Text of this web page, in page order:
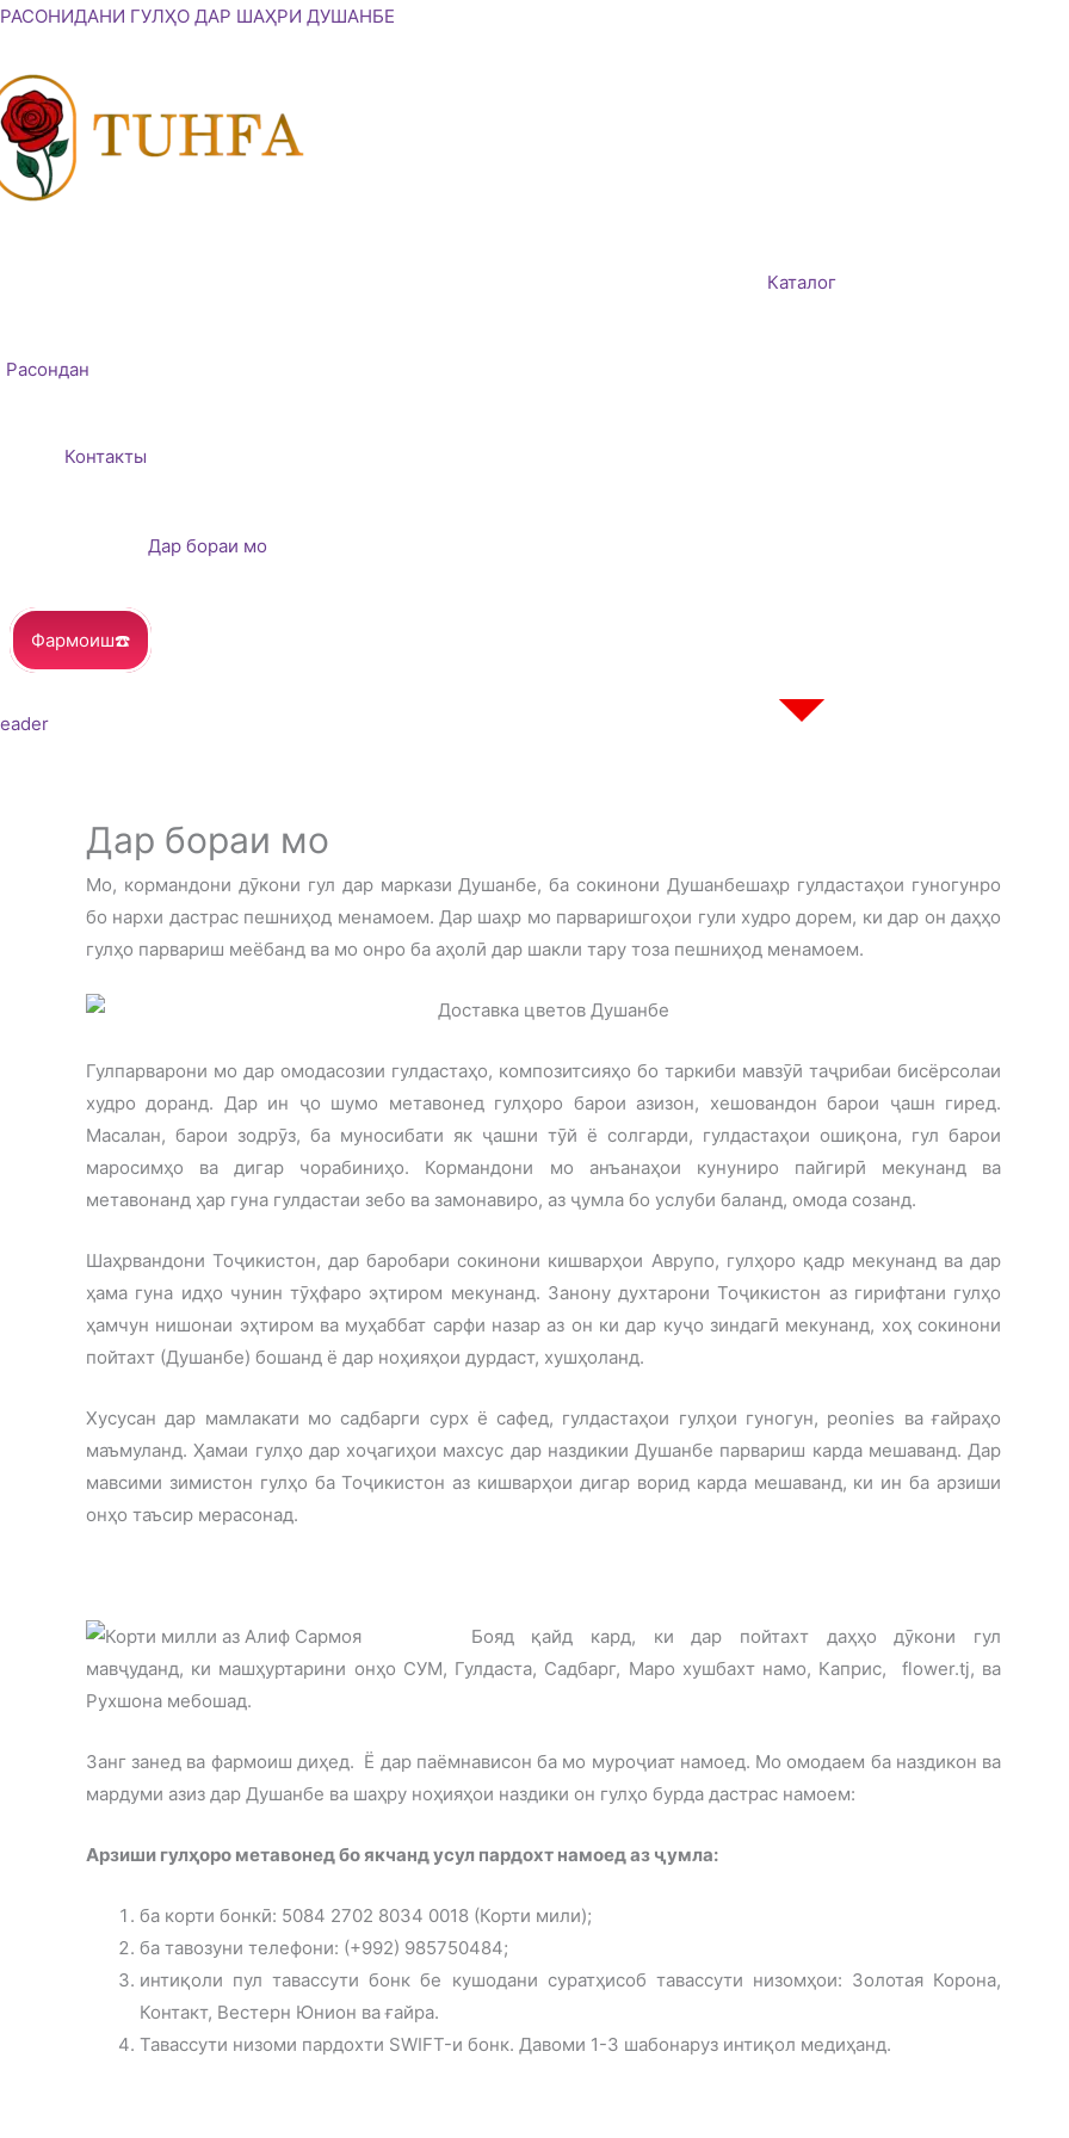
Skip
content
РАСОНИДАНИ ГУЛҲО ДАР ШАҲРИ ДУШАНБЕ
Каталог
Расондан
Контакты
Дар бораи мо
Фармоиш☎️
Дар бораи мо
Мо, кормандони дӯкони гул дар маркази Душанбе, ба сокинони Душанбешаҳр гулдастаҳои гуногунро
бо нархи дастрас пешниҳод менамоем. Дар шаҳр мо парваришгоҳои гули худро дорем, ки дар он даҳҳо
гулҳо парвариш меёбанд ва мо онро ба аҳолӣ дар шакли тару тоза пешниҳод менамоем.
Гулпарварони мо дар омодасозии гулдастаҳо, композитсияҳо бо таркиби мавзӯӣ таҷрибаи бисёрсолаи
худро доранд. Дар ин ҷо шумо метавонед гулҳоро барои азизон, хешовандон барои ҷашн гиред.
Масалан, барои зодрӯз, ба муносибати як ҷашни тӯй ё солгарди, гулдастаҳои ошиқона, гул барои
маросимҳо ва дигар чорабиниҳо. Кормандони мо анъанаҳои кунуниро пайгирӣ мекунанд ва
метавонанд ҳар гуна гулдастаи зебо ва замонавиро, аз ҷумла бо услуби баланд, омода созанд.
Шаҳрвандони Тоҷикистон, дар баробари сокинони кишварҳои Аврупо, гулҳоро қадр мекунанд ва дар
ҳама гуна идҳо чунин тӯҳфаро эҳтиром мекунанд. Занону духтарони Тоҷикистон аз гирифтани гулҳо
ҳамчун нишонаи эҳтиром ва муҳаббат сарфи назар аз он ки дар куҷо зиндагӣ мекунанд, хоҳ сокинони
пойтахт (Душанбе) бошанд ё дар ноҳияҳои дурдаст, хушҳоланд.
Хусусан дар мамлакати мо садбарги сурх ё сафед, гулдастаҳои гулҳои гуногун, peonies ва ғайраҳо
маъмуланд. Ҳамаи гулҳо дар хоҷагиҳои махсус дар наздикии Душанбе парвариш карда мешаванд. Дар
мавсими зимистон гулҳо ба Тоҷикистон аз кишварҳои дигар ворид карда мешаванд, ки ин ба арзиши
онҳо таъсир мерасонад.
Бояд қайд кард, ки дар пойтахт даҳҳо дӯкони гул
мавҷуданд, ки машҳуртарини онҳо СУМ, Гулдаста, Садбарг, Маро хушбахт намо, Каприс, flower.tj, ва
Рухшона мебошад.
Занг занед ва фармоиш диҳед. Ё дар паёмнависон ба мо муроҷиат намоед. Мо омодаем ба наздикон ва
мардуми азиз дар Душанбе ва шаҳру ноҳияҳои наздики он гулҳо бурда дастрас намоем:
Арзиши гулҳоро метавонед бо якчанд усул пардохт намоед аз ҷумла:
ба корти бонкӣ: 5084 2702 8034 0018 (Корти мили);
ба тавозуни телефони: (+992) 985750484;
интиқоли пул тавассути бонк бе кушодани суратҳисоб тавассути низомҳои: Золотая Корона,
Контакт, Вестерн Юнион ва ғайра.
Тавассути низоми пардохти SWIFT-и бонк. Давоми 1-3 шабонаруз интиқол медиҳанд.